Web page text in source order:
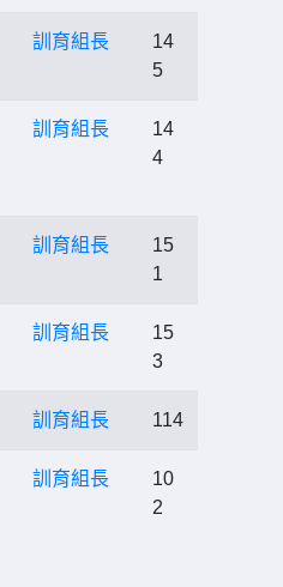
訓育組長
14
5
訓育組長
14
4
訓育組長
15
1
訓育組長
15
3
訓育組長 114
訓育組長
10
2